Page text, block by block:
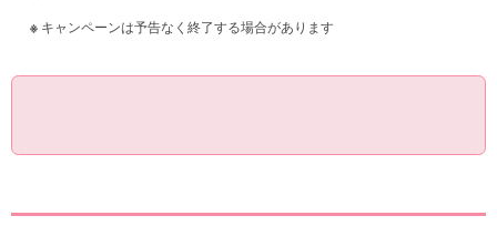
※キャンペーンは予告なく終了する場合があります